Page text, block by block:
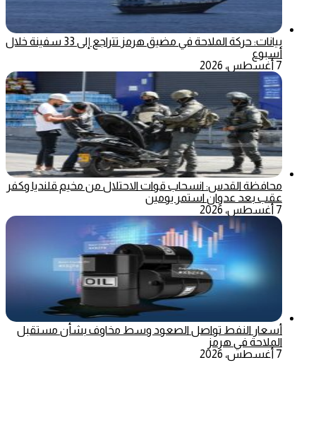
بيانات: حركة الملاحة في مضيق هرمز تتراجع إلى 33 سفينة خلال
أسبوع
7 أغسطس، 2026
محافظة القدس: انسحاب قوات الاحتلال من مخيم قلنديا وكفر
عقب بعد عدوان استمر يومين
7 أغسطس، 2026
أسعار النفط تواصل الصعود وسط مخاوف بشأن مستقبل
الملاحة في هرمز
7 أغسطس، 2026